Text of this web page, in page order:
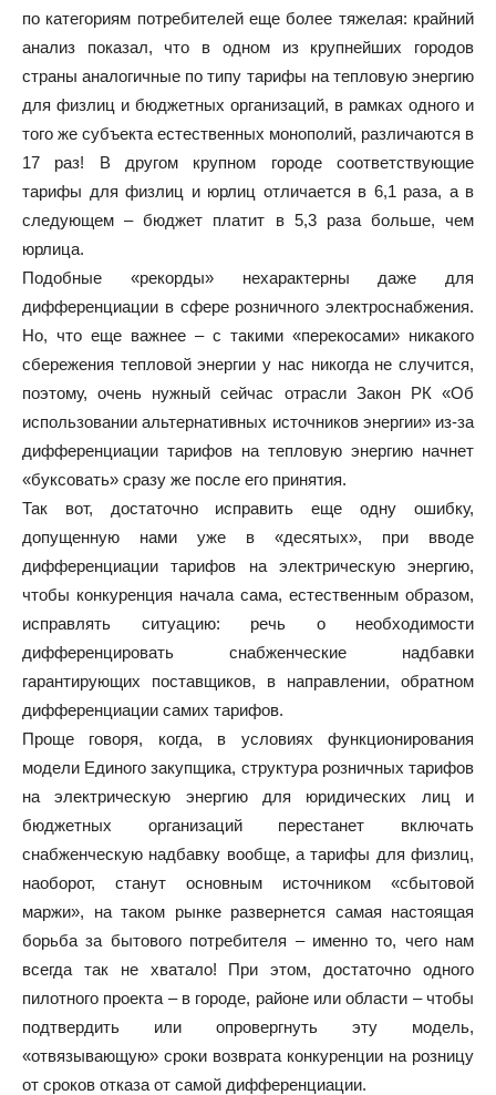
по категориям потребителей еще более тяжелая: крайний
анализ показал, что в одном из крупнейших городов
страны аналогичные по типу тарифы на тепловую энергию
для физлиц и бюджетных организаций, в рамках одного и
того же субъекта естественных монополий, различаются в
17 раз! В другом крупном городе соответствующие
тарифы для физлиц и юрлиц отличается в 6,1 раза, а в
следующем – бюджет платит в 5,3 раза больше, чем
юрлица.
Подобные «рекорды» нехарактерны даже для
дифференциации в сфере розничного электроснабжения.
Но, что еще важнее – с такими «перекосами» никакого
сбережения тепловой энергии у нас никогда не случится,
поэтому, очень нужный сейчас отрасли Закон РК «Об
использовании альтернативных источников энергии» из-за
дифференциации тарифов на тепловую энергию начнет
«буксовать» сразу же после его принятия.
Так вот, достаточно исправить еще одну ошибку,
допущенную нами уже в «десятых», при вводе
дифференциации тарифов на электрическую энергию,
чтобы конкуренция начала сама, естественным образом,
исправлять ситуацию: речь о необходимости
дифференцировать снабженческие надбавки
гарантирующих поставщиков, в направлении, обратном
дифференциации самих тарифов.
Проще говоря, когда, в условиях функционирования
модели Единого закупщика, структура розничных тарифов
на электрическую энергию для юридических лиц и
бюджетных организаций перестанет включать
снабженческую надбавку вообще, а тарифы для физлиц,
наоборот, станут основным источником «сбытовой
маржи», на таком рынке развернется самая настоящая
борьба за бытового потребителя – именно то, чего нам
всегда так не хватало! При этом, достаточно одного
пилотного проекта – в городе, районе или области – чтобы
подтвердить или опровергнуть эту модель,
«отвязывающую» сроки возврата конкуренции на розницу
от сроков отказа от самой дифференциации.